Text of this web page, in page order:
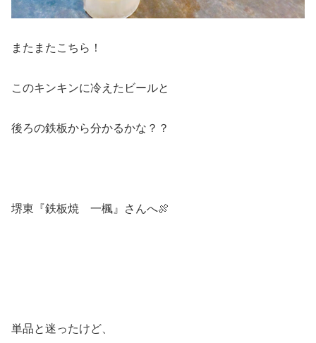
またまたこちら！
このキンキンに冷えたビールと
後ろの鉄板から分かるかな？？
堺東『鉄板焼 一楓』さんへ🍖
単品と迷ったけど、